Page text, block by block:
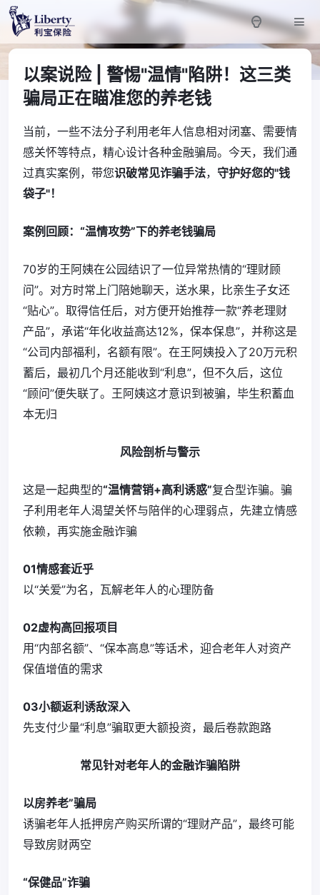
以案说险 | 警惕"温情"陷阱！这三类
骗局正在瞄准您的养老钱
当前，一些不法分子利用老年人信息相对闭塞、需要情
感关怀等特点，精心设计各种金融骗局。今天，我们通
过真实案例，带您识破常见诈骗手法， 守护好您的"钱
袋子"！
案例回顾：“温情攻势”下的养老钱骗局
70岁的王阿姨在公园结识了一位异常热情的“理财顾
问”。对方时常上门陪她聊天，送水果，比亲生子女还
“贴心”。取得信任后，对方便开始推荐一款“养老理财
产品”，承诺“年化收益高达12%，保本保息”，并称这是
“公司内部福利，名额有限”。在王阿姨投入了20万元积
蓄后，最初几个月还能收到“利息”，但不久后，这位
“顾问”便失联了。王阿姨这才意识到被骗，毕生积蓄血
本无归
风险剖析与警示
这是一起典型的“温情营销+高利诱惑”复合型诈骗。骗
子利用老年人渴望关怀与陪伴的心理弱点，先建立情感
依赖，再实施金融诈骗
01情感套近乎
以“关爱”为名，瓦解老年人的心理防备
02虚构高回报项目
用“内部名额”、“保本高息”等话术，迎合老年人对资产
保值增值的需求
03小额返利诱敌深入
先支付少量“利息”骗取更大额投资，最后卷款跑路
常见针对老年人的金融诈骗陷阱
以房养老”骗局
诱骗老年人抵押房产购买所谓的“理财产品”，最终可能
导致房财两空
“保健品”诈骗